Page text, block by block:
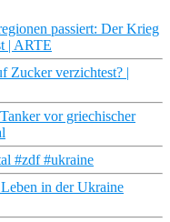
passiert: Der Krieg
| ARTE
Zucker verzichtest? |
vor griechischer
#zdf #ukraine
in der Ukraine